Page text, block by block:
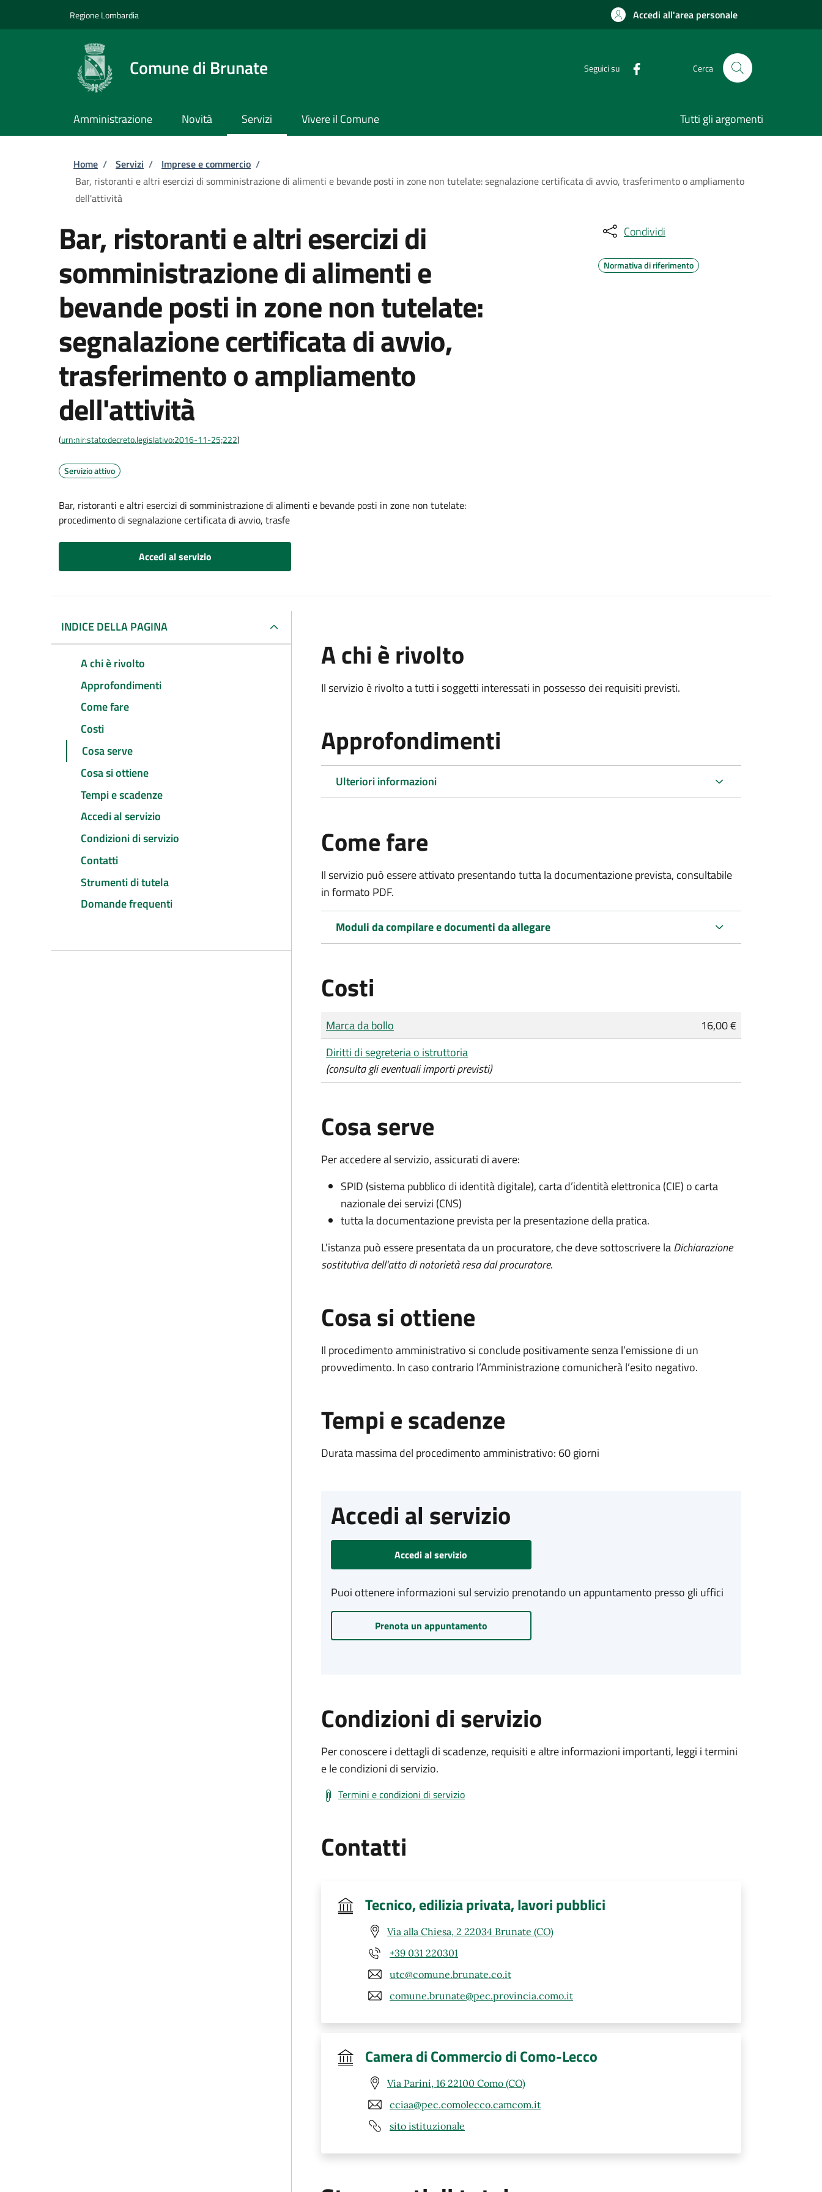
Regione Lombardia Accedi all'area personale
Comune di Brunate Seguici su Cerca
Amministrazione Novità Servizi Vivere il Comune Tutti gli argomenti
Briciole di pane
Home / Servizi / Imprese e commercio /
Bar, ristoranti e altri esercizi di somministrazione di alimenti e bevande posti in zone non tutelate: segnalazione certificata di avvio, trasferimento o ampliamento
dell'attività
Bar, ristoranti e altri esercizi di
somministrazione di alimenti e
bevande posti in zone non tutelate:
segnalazione certificata di avvio,
trasferimento o ampliamento
dell'attività
(urn:nir:stato:decreto.legislativo:2016-11-25;222)
Servizio attivo
Bar, ristoranti e altri esercizi di somministrazione di alimenti e bevande posti in zone non tutelate:
procedimento di segnalazione certificata di avvio, trasfe
Accedi al servizio
Condividi
Normativa di riferimento
INDICE DELLA PAGINA
A chi è rivolto
Approfondimenti
Come fare
Costi
Cosa serve
Cosa si ottiene
Tempi e scadenze
Accedi al servizio
Condizioni di servizio
Contatti
Strumenti di tutela
Domande frequenti
A chi è rivolto
Il servizio è rivolto a tutti i soggetti interessati in possesso dei requisiti previsti.
Approfondimenti
Ulteriori informazioni
Come fare
Il servizio può essere attivato presentando tutta la documentazione prevista, consultabile
in formato PDF.
Moduli da compilare e documenti da allegare
Costi
Tipo di pagamento
Importo
Marca da bollo
16,00 €
Diritti di segreteria o istruttoria
(consulta gli eventuali importi previsti)
Cosa serve
Per accedere al servizio, assicurati di avere:
SPID (sistema pubblico di identità digitale), carta d’identità elettronica (CIE) o carta
nazionale dei servizi (CNS)
tutta la documentazione prevista per la presentazione della pratica.
L'istanza può essere presentata da un procuratore, che deve sottoscrivere laDichiarazione
sostitutiva dell'atto di notorietà resa dal procuratore.
Cosa si ottiene
Il procedimento amministrativo si conclude positivamente senza l’emissione di un
provvedimento. In caso contrario l’Amministrazione comunicherà l’esito negativo.
Tempi e scadenze
Durata massima del procedimento amministrativo: 60 giorni
Accedi al servizio
Accedi al servizio
Puoi ottenere informazioni sul servizio prenotando un appuntamento presso gli uffici
Prenota un appuntamento
Condizioni di servizio
Per conoscere i dettagli di scadenze, requisiti e altre informazioni importanti, leggi i termini
e le condizioni di servizio.
Termini e condizioni di servizio
Contatti
Tecnico, edilizia privata, lavori pubblici
Via alla Chiesa, 2 22034 Brunate (CO)
+39 031 220301
utc@comune.brunate.co.it
comune.brunate@pec.provincia.como.it
Camera di Commercio di Como-Lecco
Via Parini, 16 22100 Como (CO)
cciaa@pec.comolecco.camcom.it
sito istituzionale